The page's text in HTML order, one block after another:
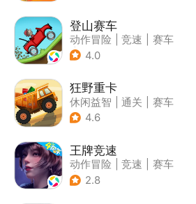
登山赛车
动作冒险 竞速
赛车
| 卡通
4.0
狂野重卡
休闲益智 通关
赛车
4.6
王牌竞速
动作冒险 竞速
赛车
| 漂移
2.8